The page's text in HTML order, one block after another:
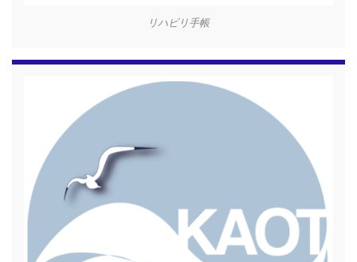
リハビリ手帳